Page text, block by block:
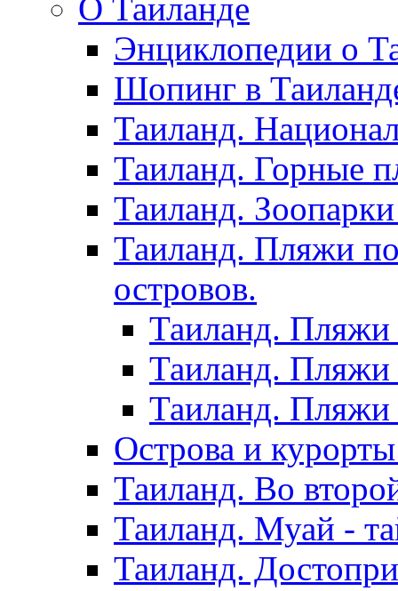
О Таиланде
Энциклопедии о
Шопинг в
Таиланд.
Таиланд. Горные
Таиланд.
Таиланд. Пляжи
островов.
Таиланд. Пляжи
Таиланд.
Таиланд. Пляжи
Острова и
Таиланд. Во
Таиланд. Муай -
Таиланд.